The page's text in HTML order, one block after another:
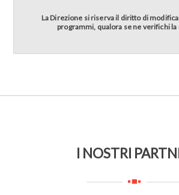
La Direzione si riserva il diritto di
programmi, qualora se ne verifichi la
I NOSTRI